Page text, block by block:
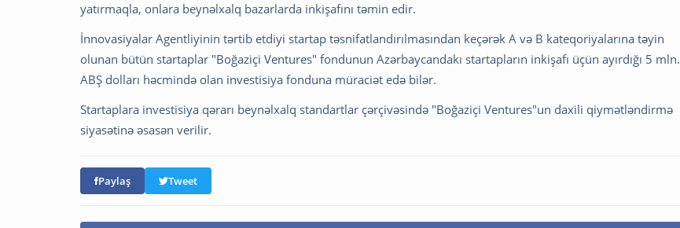
yatırmaqla, onlara beynəlxalq bazarlarda inkişafını təmin edir.
İnnovasiyalar Agentliyinin tərtib etdiyi startap təsnifatlandırılmasından keçərək A və B kateqoriyalarına təyin
olunan bütün startaplar "Boğaziçi Ventures" fondunun Azərbaycandakı startapların inkişafı üçün ayırdığı 5 mln.
ABŞ dolları həcmində olan investisiya fonduna müraciət edə bilər.
Startaplara investisiya qərarı beynəlxalq standartlar çərçivəsində "Boğaziçi Ventures"un daxili qiymətləndirmə
siyasətinə əsasən verilir.
Paylaş Tweet